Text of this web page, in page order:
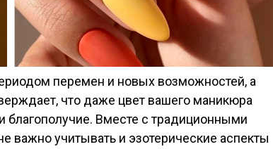
перемен и новых возможностей, а
что даже цвет вашего маникюра
благополучие. Вместе с традиционными
важно учитывать и эзотерические аспекты